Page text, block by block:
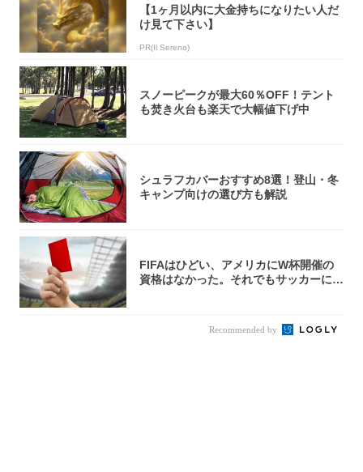
【1ヶ月以内に大金持ちになりたい人だ
け見て下さい】
PR(Il Sereno)
スノーピークが最大60％OFF！テント
も焚き火台も楽天で大幅値下げ中
シュラフカバーおすすめ8選！登山・冬
キャンプ向けの選び方も解説
FIFAはひどい、アメリカにW杯開催の
資格はなかった。それでもサッカーには
Recommended by